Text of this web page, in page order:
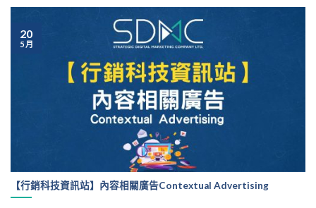
【行銷科技資訊站】內容相關廣告Contextual Advertising
20
5 月